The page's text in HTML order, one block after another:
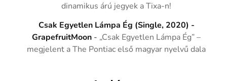
dinamikus árú jegyek a Tixa-n!
Csak Egyetlen Lámpa Ég (Single, 2020) -
GrapefruitMoon - „Csak Egyetlen Lámpa Ég” –
megjelent a The Pontiac első magyar nyelvű dala